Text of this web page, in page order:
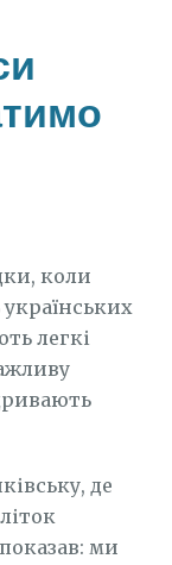
коли
легкі
де
ми